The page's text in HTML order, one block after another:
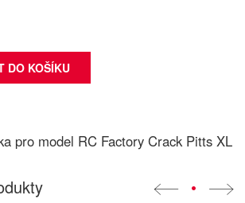
pro model RC Factory Crack Pitts XL
•